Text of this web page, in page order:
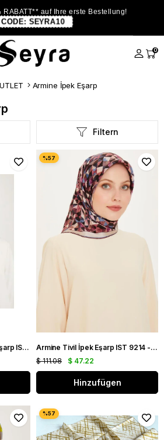
RABATT** auf Ihre erste Bestellung!
CODE: SEYRA10
0
Armine İpek Eşarp
Filtern
Armine Nostalji Sura İpek Eşarp IST 9040-39 Siyah Ekose Desen
Armine Tivil İpek Eşarp IST 9214 - 83 Mor Karışık Desen
$ 47.22
$ 111.08
Hinzufügen